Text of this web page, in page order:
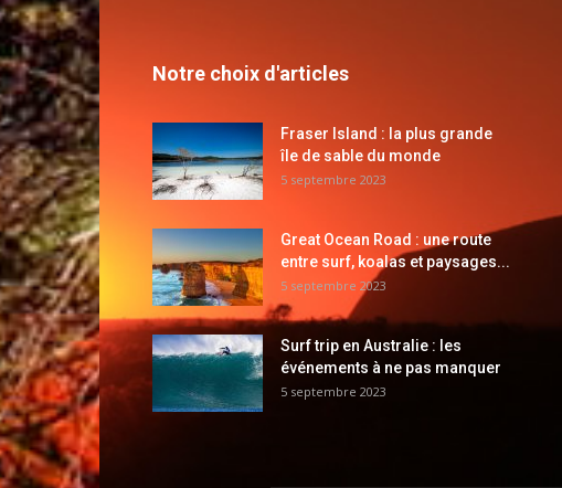
Notre choix d'articles
Fraser Island : la plus grande
île de sable du monde
5 septembre 2023
Great Ocean Road : une route
entre surf, koalas et paysages...
5 septembre 2023
Surf trip en Australie : les
événements à ne pas manquer
5 septembre 2023